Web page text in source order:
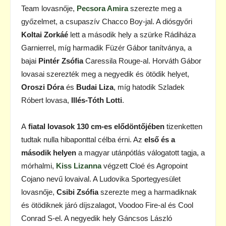
Team lovasnője, Pecsora Amiraszerezte meg a
győzelmet, a csupaszív Chacco Boy-jal. A diósgyőri
Koltai Zorkáé lett a második hely a szürke Rádiháza
Garnierrel, míg harmadik Füzér Gábor tanítványa, a
bajai Pintér ZsófiaCaressila Rouge-al. Horváth Gábor
lovasai szerezték meg a negyedik és ötödik helyet,
Oroszi Dóraés Budai Liza, míg hatodik Szladek
Róbert lovasa, Illés-Tóth Lotti.
A fiatal lovasok 130 cm-es elődöntőjében tizenketten
tudtak nulla hibaponttal célba érni. Az első és a
második helyen a magyar utánpótlás válogatott tagja, a
mórhalmi, Kiss Lizannavégzett Cloé és Agropoint
Cojano nevű lovaival. A Ludovika Sportegyesület
lovasnője, Csibi Zsófiaszerezte meg a harmadiknak
és ötödiknek járó díjszalagot, Voodoo Fire-al és Cool
Conrad S-el. A negyedik hely Gáncsos László